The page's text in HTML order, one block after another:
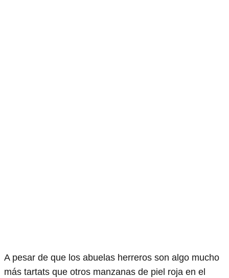
A pesar de que los abuelas herreros son algo mucho
más tartats que otros manzanas de piel roja en el